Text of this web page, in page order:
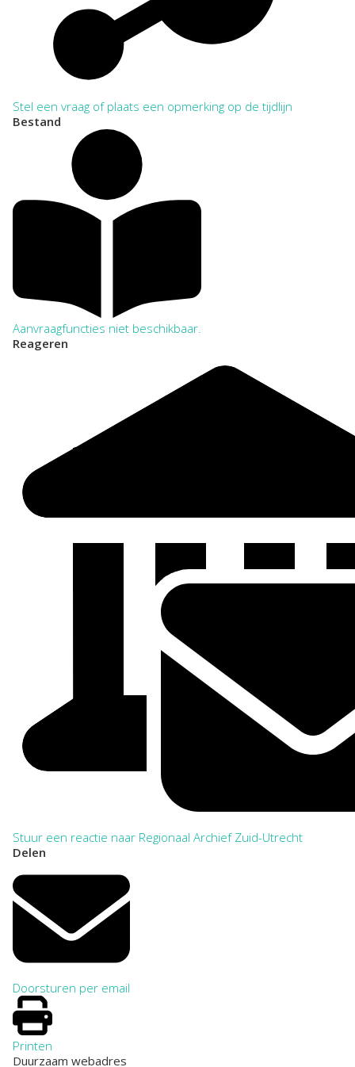
Stel een vraag of plaats een opmerking op de tijdlijn
Bestand
Aanvraagfuncties niet beschikbaar.
Reageren
Stuur een reactie naar Regionaal Archief Zuid-Utrecht
Delen
Doorsturen per email
Printen
Duurzaam webadres